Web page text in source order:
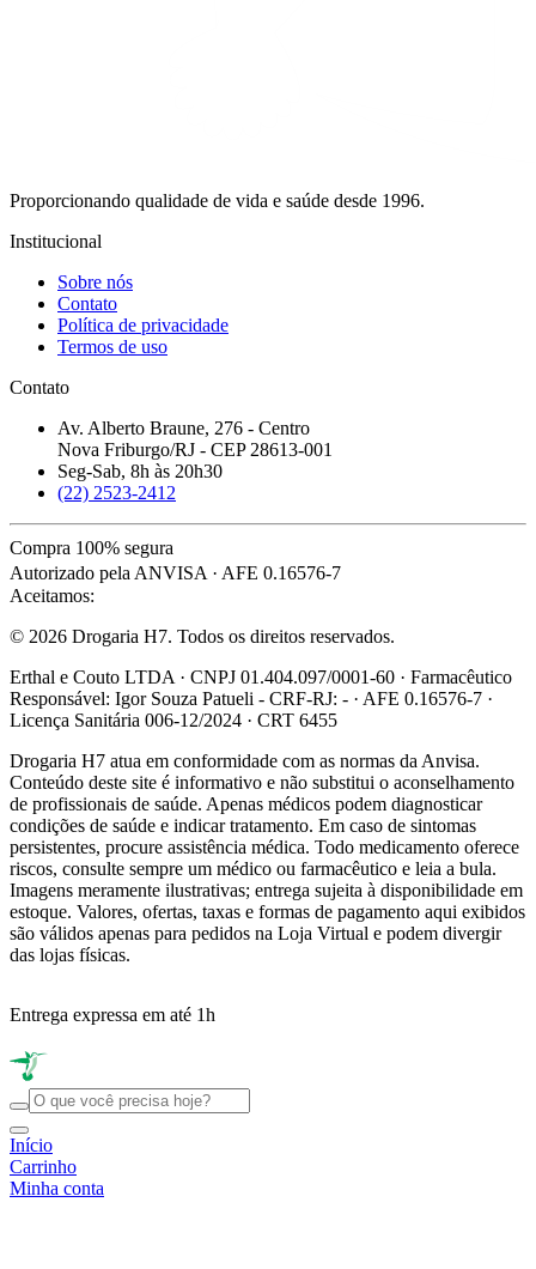
Proporcionando qualidade de vida e saúde desde 1996.
Institucional
Sobre nós
Contato
Política de privacidade
Termos de uso
Contato
Av. Alberto Braune, 276 - Centro
Nova Friburgo/RJ - CEP 28613-001
Seg-Sab, 8h às 20h30
(22) 2523-2412
Compra 100% segura
Autorizado pela ANVISA · AFE 0.16576-7
Aceitamos:
© 2026 Drogaria H7. Todos os direitos reservados.
Erthal e Couto LTDA · CNPJ 01.404.097/0001-60 · Farmacêutico
Responsável: Igor Souza Patueli - CRF-RJ: - · AFE 0.16576-7 ·
Licença Sanitária 006-12/2024 · CRT 6455
Drogaria H7 atua em conformidade com as normas da Anvisa.
Conteúdo deste site é informativo e não substitui o aconselhamento
de profissionais de saúde. Apenas médicos podem diagnosticar
condições de saúde e indicar tratamento. Em caso de sintomas
persistentes, procure assistência médica. Todo medicamento oferece
riscos, consulte sempre um médico ou farmacêutico e leia a bula.
Imagens meramente ilustrativas; entrega sujeita à disponibilidade em
estoque. Valores, ofertas, taxas e formas de pagamento aqui exibidos
são válidos apenas para pedidos na Loja Virtual e podem divergir
das lojas físicas.
Entrega expressa em até 1h
Início
Carrinho
Minha conta